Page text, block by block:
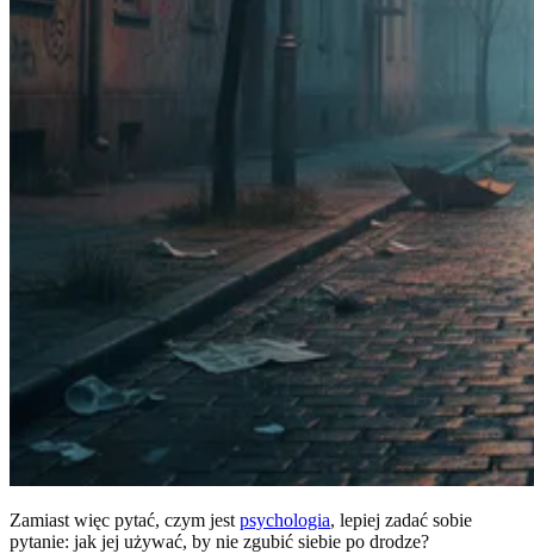
Zamiast więc pytać, czym jest psychologia, lepiej zadać sobie
pytanie: jak jej używać, by nie zgubić siebie po drodze?